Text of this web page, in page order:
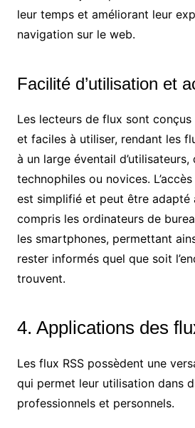
leur temps et améliorant leur
navigation sur le web.
Facilité d’utilisation et
Les lecteurs de flux sont
et faciles à utiliser, rendant les
à un large éventail d’utilisateurs,
technophiles ou novices.
est simplifié et peut être adapté
compris les ordinateurs de
les smartphones, permettant
rester informés quel que soit
trouvent.
4. Applications des
Les flux RSS possèdent une
qui permet leur utilisation dans
professionnels et personnels.